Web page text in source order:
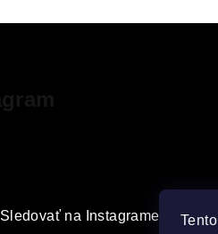
Sledovať na Instagrame